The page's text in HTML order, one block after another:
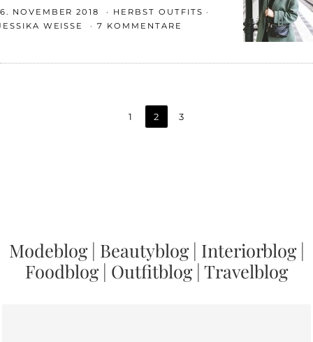
6. NOVEMBER 2018
HERBST OUTFITS
WEISSE
7 KOMMENTARE
1 2 3
Modeblog| Beautyblog| Interiorblog|
Foodblog| Outfitblog| Travelblog